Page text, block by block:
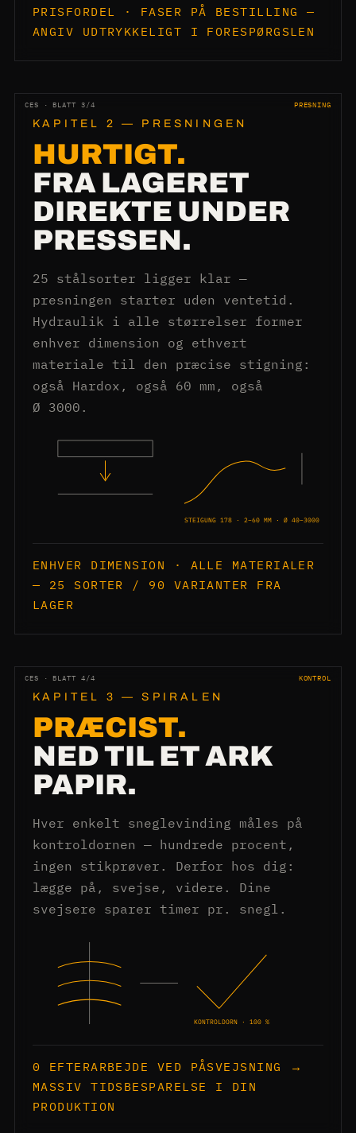
PRISFORDEL · FASER PÅ BESTILLING —
ANGIV UDTRYKKELIGT I FORESPØRGSLEN
CES · BLATT 3/4 PRESNING
KAPITEL 2 — PRESNINGEN
HURTIGT.
FRA LAGERET
DIREKTE UNDER
PRESSEN.
25 stålsorter ligger klar —
presningen starter uden ventetid.
Hydraulik i alle størrelser former
enhver dimension og ethvert
materiale til den præcise stigning:
også Hardox, også 60 mm, også
Ø 3000.
STEIGUNG 178 · 2–60 MM · Ø 40–3000
ENHVER DIMENSION · ALLE MATERIALER
— 25 SORTER / 90 VARIANTER FRA
LAGER
CES · BLATT 4/4 KONTROL
KAPITEL 3 — SPIRALEN
PRÆCIST.
NED TIL ET ARK
PAPIR.
Hver enkelt sneglevinding måles på
kontroldornen — hundrede procent,
ingen stikprøver. Derfor hos dig:
lægge på, svejse, videre. Dine
svejsere sparer timer pr. snegl.
KONTROLDORN · 100 %
0 EFTERARBEJDE VED PÅSVEJSNING →
MASSIV TIDSBESPARELSE I DIN
PRODUKTION